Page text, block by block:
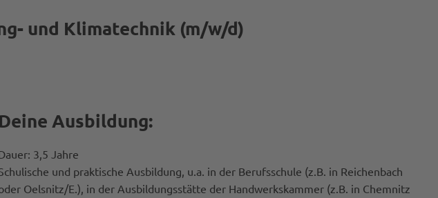
und Klimatechnik (m/w/d)
Deine Ausbildung:
3,5 Jahre
und praktische Ausbildung, u.a. in der Berufsschule (z.B. in Reichenbach
Oelsnitz/E.), in der Ausbildungsstätte der Handwerkskammer (z.B. in Chemnitz